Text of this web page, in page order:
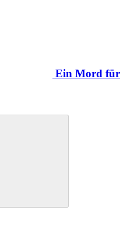
Ein Mord für